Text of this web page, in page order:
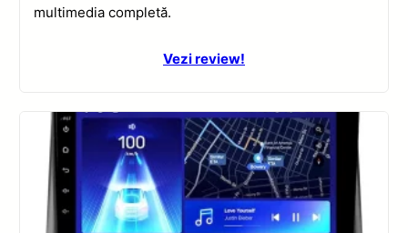
multimedia completă.
Vezi review!